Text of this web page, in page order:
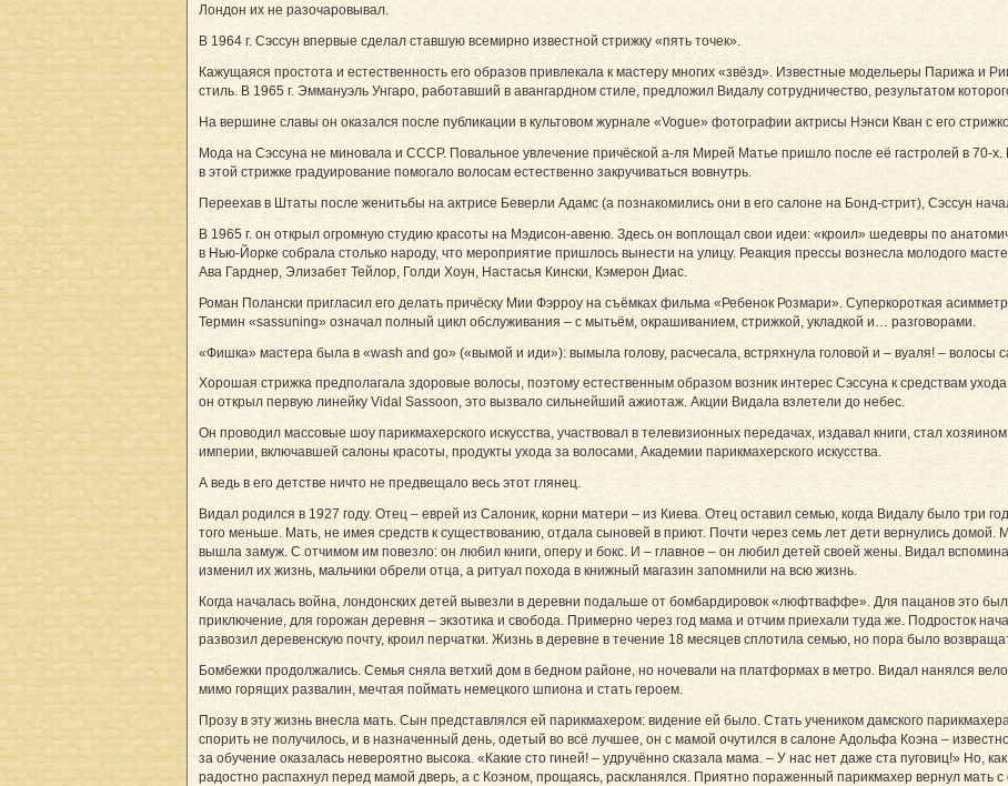
Лондон их не разочаровывал.
В 1964 г. Сэссун впервые сделал ставшую всемирно известной стрижку «пять точек».
Кажущаяся простота и естественность его образов привлекала к мастеру многих «звёзд». Известные модельеры Парижа и
стиль. В 1965 г. Эммануэль Унгаро, работавший в авангардном стиле, предложил Видалу сотрудничество, результатом
На вершине славы он оказался после публикации в культовом журнале «Vogue» фотографии актрисы Нэнси Кван с его
Мода на Сэссуна не миновала и СССР. Повальное увлечение причёской а-ля Мирей Матье пришло после её гастролей в 70-
в этой стрижке градуирование помогало волосам естественно закручиваться вовнутрь.
Переехав в Штаты после женитьбы на актрисе Беверли Адамс (а познакомились они в его салоне на Бонд-стрит), Сэссун
В 1965 г. он открыл огромную студию красоты на Мэдисон-авеню. Здесь он воплощал свои идеи: «кроил» шедевры по
в Нью-Йорке собрала столько народу, что мероприятие пришлось вынести на улицу. Реакция прессы вознесла молодого
Ава Гарднер, Элизабет Тейлор, Голди Хоун, Настасья Кински, Кэмерон Диас.
Роман Полански пригласил его делать причёску Мии Фэрроу на съёмках фильма «Ребенок Розмари». Суперкороткая
Термин «sassuning» означал полный цикл обслуживания – с мытьём, окрашиванием, стрижкой, укладкой и… разговорами.
«Фишка» мастера была в «wash and go» («вымой и иди»): вымыла голову, расчесала, встряхнула головой и – вуаля! – волосы
Хорошая стрижка предполагала здоровые волосы, поэтому естественным образом возник интерес Сэссуна к средствам ухода
он открыл первую линейку Vidal Sassoon, это вызвало сильнейший ажиотаж. Акции Видала взлетели до небес.
Он проводил массовые шоу парикмахерского искусства, участвовал в телевизионных передачах, издавал книги, стал
империи, включавшей салоны красоты, продукты ухода за волосами, Академии парикмахерского искусства.
А ведь в его детстве ничто не предвещало весь этот глянец.
Видал родился в 1927 году. Отец – еврей из Са­лоник, корни матери – из Киева. Отец оставил семью, когда Видалу было три
того меньше. Мать, не имея средств к существованию, отдала сыновей в приют. Почти через семь лет дети вернулись домой.
вышла замуж. С отчимом им повезло: он любил книги, оперу и бокс. И – главное – он любил детей своей жены. Видал
изменил их жизнь, мальчики обрели отца, а ритуал похода в книжный магазин запомнили на всю жизнь.
Когда началась война, лондонских детей вывезли в деревни подальше от бомбардировок «люфтваффе». Для пацанов это
приключение, для горожан деревня – экзотика и свобода. Примерно через год мама и отчим приехали туда же. Подросток
развозил деревенскую почту, кроил перчатки. Жизнь в деревне в течение 18 месяцев сплотила семью, но пора было
Бомбежки продолжались. Семья сняла ветхий дом в бедном районе, но ночевали на платформах в метро. Видал нанялся
мимо горящих развалин, мечтая поймать немецкого шпиона и стать героем.
Прозу в эту жизнь внесла мать. Сын представлялся ей парикмахером: видение ей было. Стать учеником дамского
спорить не получилось, и в назначенный день, одетый во всё лучшее, он с мамой очутился в салоне Адольфа Коэна –
за обучение оказалась невероятно высока. «Какие сто гиней! – удручённо сказала мама. – У нас нет даже ста пуговиц!» Но,
радостно распахнул перед мамой дверь, а с Коэном, прощаясь, раскланялся. Приятно пораженный парикмахер вернул мать